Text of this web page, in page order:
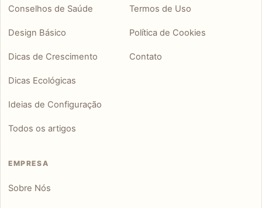
Conselhos de Saúde
Design Básico
Dicas de Crescimento
Dicas Ecológicas
Ideias de Configuração
Todos os artigos
Termos de Uso
Política de Cookies
Contato
EMPRESA
Sobre Nós